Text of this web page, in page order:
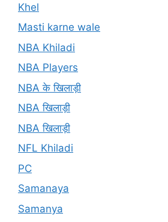
Khel
Masti karne wale
NBA Khiladi
NBA Players
NBA के खिलाड़ी
NBA खिलाड़ी
NBA खिलाड़ी
NFL Khiladi
PC
Samanaya
Samanya